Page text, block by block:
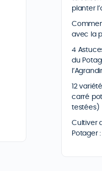
planter
avec la
4
du
12
carré
testées)
Cultiver
Potager